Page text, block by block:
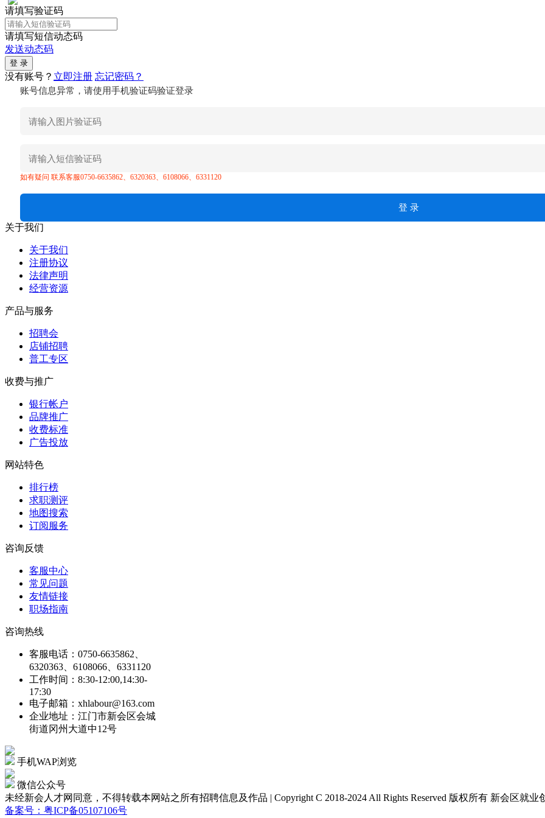
请填写验证码
请填写短信动态码
发送动态码
没有账号？ 立即注册 忘记密码？
账号信息异常，请使用手机验证码验证登录
如有疑问 联系客服0750-6635862、6320363、6108066、6331120
关于我们
关于我们
注册协议
法律声明
经营资源
产品与服务
招聘会
店铺招聘
普工专区
收费与推广
银行帐户
品牌推广
收费标准
广告投放
网站特色
排行榜
求职测评
地图搜索
订阅服务
咨询反馈
客服中心
常见问题
友情链接
职场指南
咨询热线
客服电话：0750-6635862、
6320363、6108066、6331120
工作时间：8:30-12:00,14:30-
17:30
电子邮箱：xhlabour@163.com
企业地址：江门市新会区会城
街道冈州大道中12号
手机WAP浏览
微信公众号
未经新会人才网同意，不得转载本网站之所有招聘信息及作品 | Copyright C 2018-2024 All Rights Reserved 版权所有 新会区就业
备案号：粤ICP备05107106号